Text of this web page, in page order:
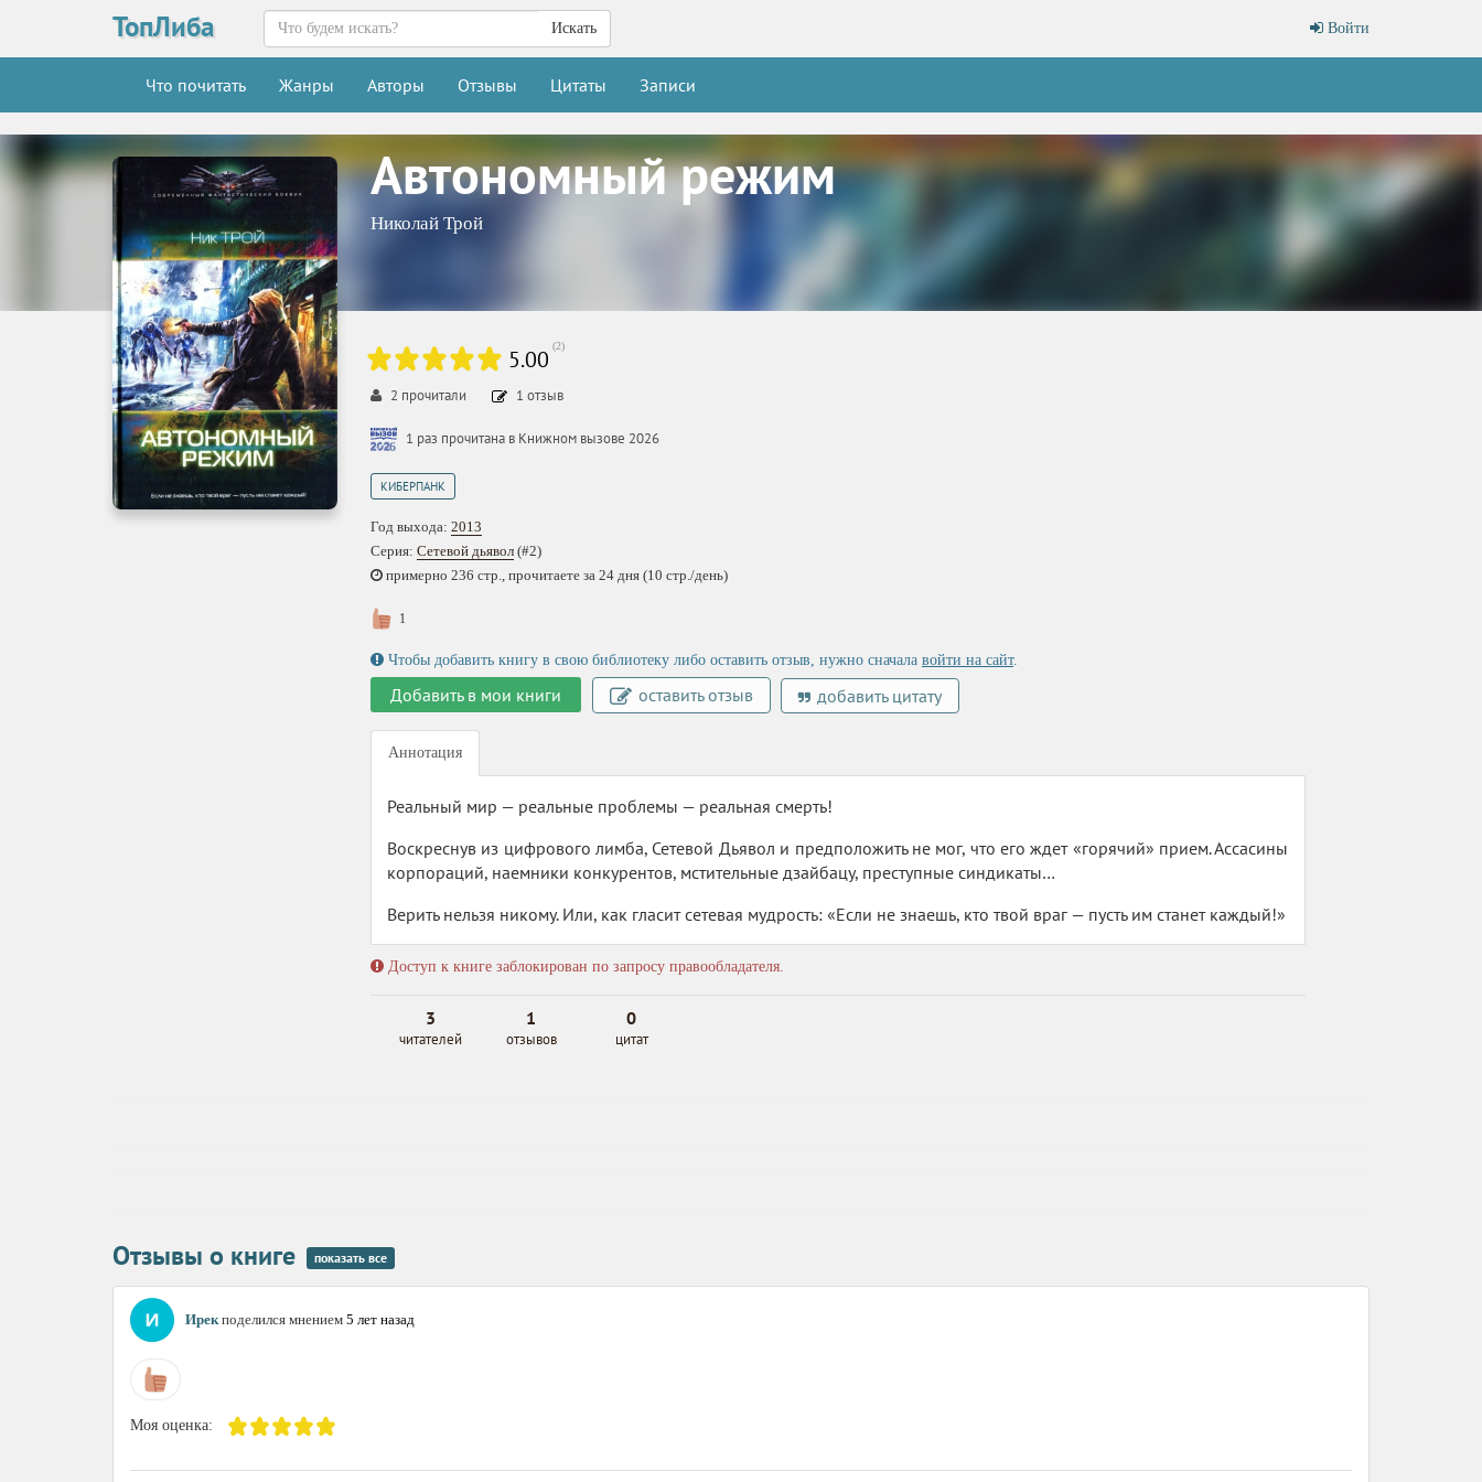
ТопЛиба Войти
Искать
Что почитать Жанры Авторы Отзывы Цитаты Записи
Автономный режим
Николай Трой
5.00 (2)
2 прочитали 1 отзыв
1 раз прочитана в Книжном вызове 2026
КИБЕРПАНК
Год выхода: 2013
Серия: Сетевой дьявол (#2)
примерно 236 стр., прочитаете за 24 дня (10 стр./день)
1
Чтобы добавить книгу в свою библиотеку либо оставить отзыв, нужно сначала войти на сайт.
Добавить в мои книги оставить отзыв добавить цитату
Аннотация
Реальный мир — реальные проблемы — реальная смерть!
Воскреснув из цифрового лимба, Сетевой Дьявол и предположить не мог, что его ждет «горячий» прием. Ассасины
корпораций, наемники конкурентов, мстительные дзайбацу, преступные синдикаты…
Верить нельзя никому. Или, как гласит сетевая мудрость: «Если не знаешь, кто твой враг — пусть им станет каждый!»
Доступ к книге заблокирован по запросу правообладателя.
3
читателей
1
отзывов
0
цитат
Отзывы о книге показать все
Ирекподелился мнением 5 лет назад
Моя оценка: